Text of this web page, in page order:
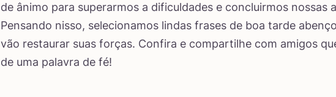
de ânimo para superarmos a dificuldades e concluirmos nossas
Pensando nisso, selecionamos lindas frases de boa tarde
vão restaurar suas forças. Confira e compartilhe com amigos
de uma palavra de fé!